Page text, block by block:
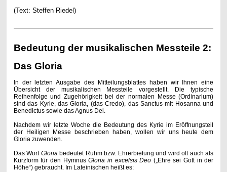
(Text: Steffen Riedel)
Bedeutung der musikalischen Messteile 2:
Das Gloria
In der letzten Ausgabe des Mitteilungsblattes haben wir Ihnen eine
Übersicht der musikalischen Messteile vorgestellt.
Die typische
Reihenfolge und Zugehörigkeit bei der normalen Messe (Ordinarium)
sind das Kyrie, das Gloria, (das Credo), das Sanctus mit Hosanna und
Benedictus sowie das Agnus Dei.
Nachdem wir letzte Woche die Bedeutung des Kyrie im Eröffnungsteil
der Heiligen Messe beschrieben haben, wollen wir uns heute dem
Gloria zuwenden.
Das Wort Gloriabedeutet Ruhm bzw. Ehrerbietung und wird oft auch als
Kurzform für den HymnusGloria in excelsis Deo („Ehre sei Gott in der
Höhe“) gebraucht. Im Lateinischen heißt es: